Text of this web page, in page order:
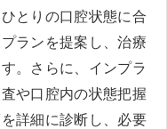
とりの口腔状態に合
ランを提案し、治療
。さらに、インプラ
や口腔内の状態把握
詳細に診断し、必要